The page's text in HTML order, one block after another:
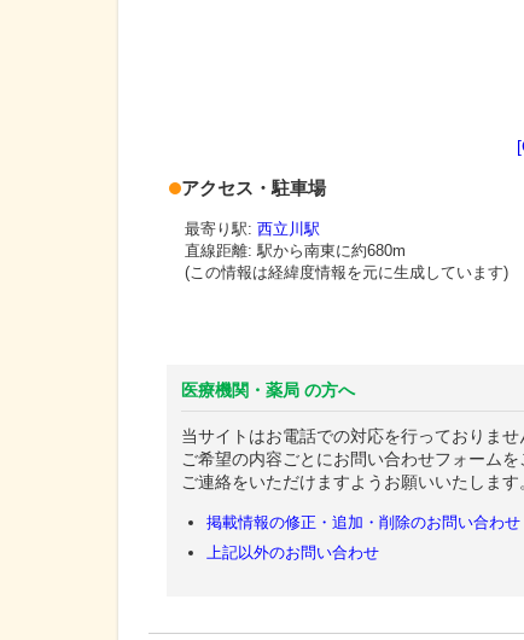
アクセス・駐車場
最寄り駅: 西立川駅
直線距離: 駅から南東に約680m
(この情報は経緯度情報を元に生成しています)
医療機関・薬局 の方へ
当サイトはお電話での対応を行っておりませ
ご希望の内容ごとにお問い合わせフォーム
ご連絡をいただけますようお願いいたします
掲載情報の修正・追加・削除のお問い合わせ
上記以外のお問い合わせ